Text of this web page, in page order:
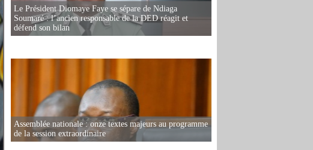
Le Président Diomaye Faye se sépare de Ndiaga
Soumaré : l’ancien responsable de la DED réagit et
défend son bilan
Assemblée nationale : onze textes majeurs au programme
de la session extraordinaire